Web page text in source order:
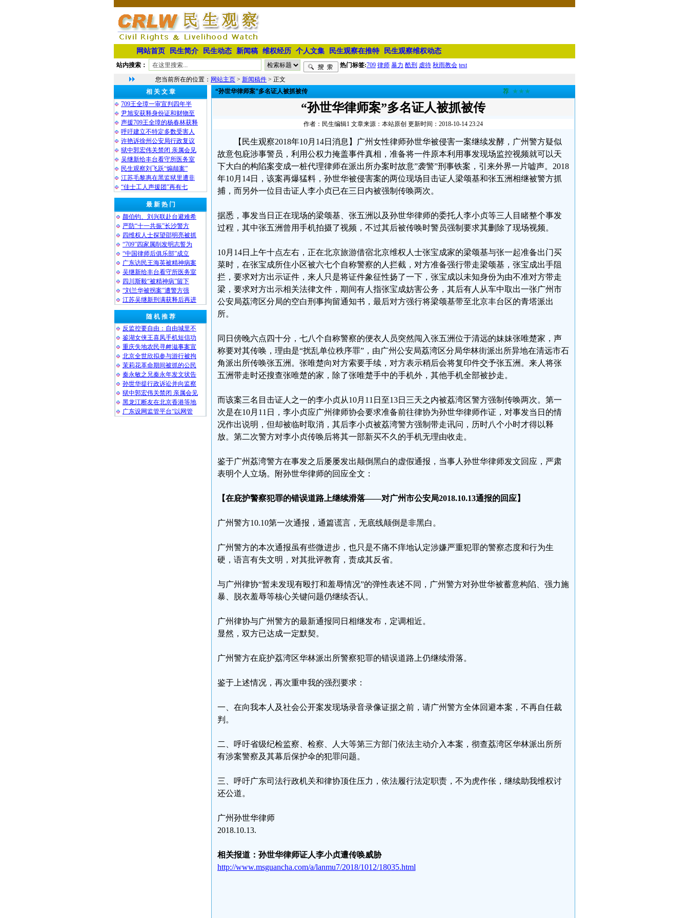
网站首页 民生简介 民生动态 新闻稿 维权经历 个人文集 民生观察在推特 民生观察维权动态
站内搜索： 热门标签:709 律师 暴力 酷刑 虐待 秋雨教会 test
您当前所在的位置： 网站主页 > 新闻稿件 > 正文
相 关 文 章
709王全璋一审宣判四年半
尹旭安获释身份证和财物至
声援709王全璋的杨春林获释
呼吁建立不特定多数受害人
许艳诉徐州公安局行政复议
狱中郭宏伟关禁闭 亲属会见
吴继新给丰台看守所医务室
民生观察刘飞跃“煽颠案”
江苏毛黎惠在黑监狱里遭非
“佳士工人声援团”再有七
最 新 热 门
颜伯钧、刘兴联赴台避难希
严防“十一共振”长沙警方
四维权人士探望邵明亮被抓
“709”四家属削发明志誓为
“中国律师后俱乐部”成立
广东访民王海英被精神病案
吴继新给丰台看守所医务室
四川斯毅“被精神病”留下
“刘兰华被拐案”遭警方强
江苏吴继新刑满获释后再进
随 机 推 荐
反监控要自由：自由城里不
鉴湖女侠王喜凤手机短信功
重庆失地农民寻衅滋事案宣
北京全世欣拟参与游行被拘
茉莉花革命期间被抓的公民
秦永敏之兄秦永年发文状告
孙世华提行政诉讼并向监察
狱中郭宏伟关禁闭 亲属会见
黑龙江断友在北京香港等地
广东设网监管平台“以网管
“孙世华律师案”多名证人被抓被传 荐 ★★★
“孙世华律师案”多名证人被抓被传
作者：民生编辑1 文章来源：本站原创 更新时间：2018-10-14 23:24
【民生观察2018年10月14日消息】广州女性律师孙世华被侵害一案继续发酵，广州警方疑似
故意包庇涉事警员，利用公权力掩盖事件真相，准备将一件原本利用事发现场监控视频就可以天
下大白的构陷案变成一桩代理律师在派出所办案时故意”袭警”刑事铁案，引来外界一片嘘声。2018
年10月14日，该案再爆猛料，孙世华被侵害案的两位现场目击证人梁颂基和张五洲相继被警方抓
捕，而另外一位目击证人李小贞已在三日内被强制传唤两次。
据悉，事发当日正在现场的梁颂基、张五洲以及孙世华律师的委托人李小贞等三人目睹整个事发
过程，其中张五洲曾用手机拍摄了视频，不过其后被传唤时警员强制要求其删除了现场视频。
10月14日上午十点左右，正在北京旅游借宿北京维权人士张宝成家的梁颂基与张一起准备出门买
菜时，在张宝成所住小区被六七个自称警察的人拦截，对方准备强行带走梁颂基，张宝成出手阻
拦，要求对方出示证件，来人只是将证件象征性扬了一下，张宝成以未知身份为由不准对方带走
梁，要求对方出示相关法律文件，期间有人指张宝成妨害公务，其后有人从车中取出一张广州市
公安局荔湾区分局的空白刑事拘留通知书，最后对方强行将梁颂基带至北京丰台区的青塔派出
所。
同日傍晚六点四十分，七八个自称警察的便衣人员突然闯入张五洲位于清远的妹妹张唯楚家，声
称要对其传唤，理由是“扰乱单位秩序罪”，由广州公安局荔湾区分局华林街派出所异地在清远市石
角派出所传唤张五洲。张唯楚向对方索要手续，对方表示稍后会将复印件交予张五洲。来人将张
五洲带走时还搜查张唯楚的家，除了张唯楚手中的手机外，其他手机全部被抄走。
而该案三名目击证人之一的李小贞从10月11日至13日三天之内被荔湾区警方强制传唤两次。第一
次是在10月11日，李小贞应广州律师协会要求准备前往律协为孙世华律师作证，对事发当日的情
况作出说明，但却被临时取消，其后李小贞被荔湾警方强制带走讯问，历时八个小时才得以释
放。第二次警方对李小贞传唤后将其一部新买不久的手机无理由收走。
鉴于广州荔湾警方在事发之后屡屡发出颠倒黑白的虚假通报，当事人孙世华律师发文回应，严肃
表明个人立场。附孙世华律师的回应全文：
【在庇护警察犯罪的错误道路上继续滑落——对广州市公安局2018.10.13通报的回应】
广州警方10.10第一次通报，通篇谎言，无底线颠倒是非黑白。
广州警方的本次通报虽有些微进步，也只是不痛不痒地认定涉嫌严重犯罪的警察态度和行为生
硬，语言有失文明，对其批评教育，责成其反省。
与广州律协“暂未发现有殴打和羞辱情况”的弹性表述不同，广州警方对孙世华被蓄意构陷、强力施
暴、脱衣羞辱等核心关键问题仍继续否认。
广州律协与广州警方的最新通报同日相继发布，定调相近。
显然，双方已达成一定默契。
广州警方在庇护荔湾区华林派出所警察犯罪的错误道路上仍继续滑落。
鉴于上述情况，再次重申我的强烈要求：
一、在向我本人及社会公开案发现场录音录像证据之前，请广州警方全体回避本案，不再自任裁
判。
二、呼吁省级纪检监察、检察、人大等第三方部门依法主动介入本案，彻查荔湾区华林派出所所
有涉案警察及其幕后保护伞的犯罪问题。
三、呼吁广东司法行政机关和律协顶住压力，依法履行法定职责，不为虎作伥，继续助我维权讨
还公道。
广州孙世华律师
2018.10.13.
相关报道：孙世华律师证人李小贞遭传唤威胁
http://www.msguancha.com/a/lanmu7/2018/1012/18035.html